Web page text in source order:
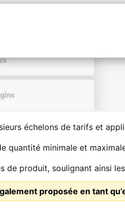
échelons de tarifs et
quantité minimale et
de produit, soulignant ainsi
proposée en tant